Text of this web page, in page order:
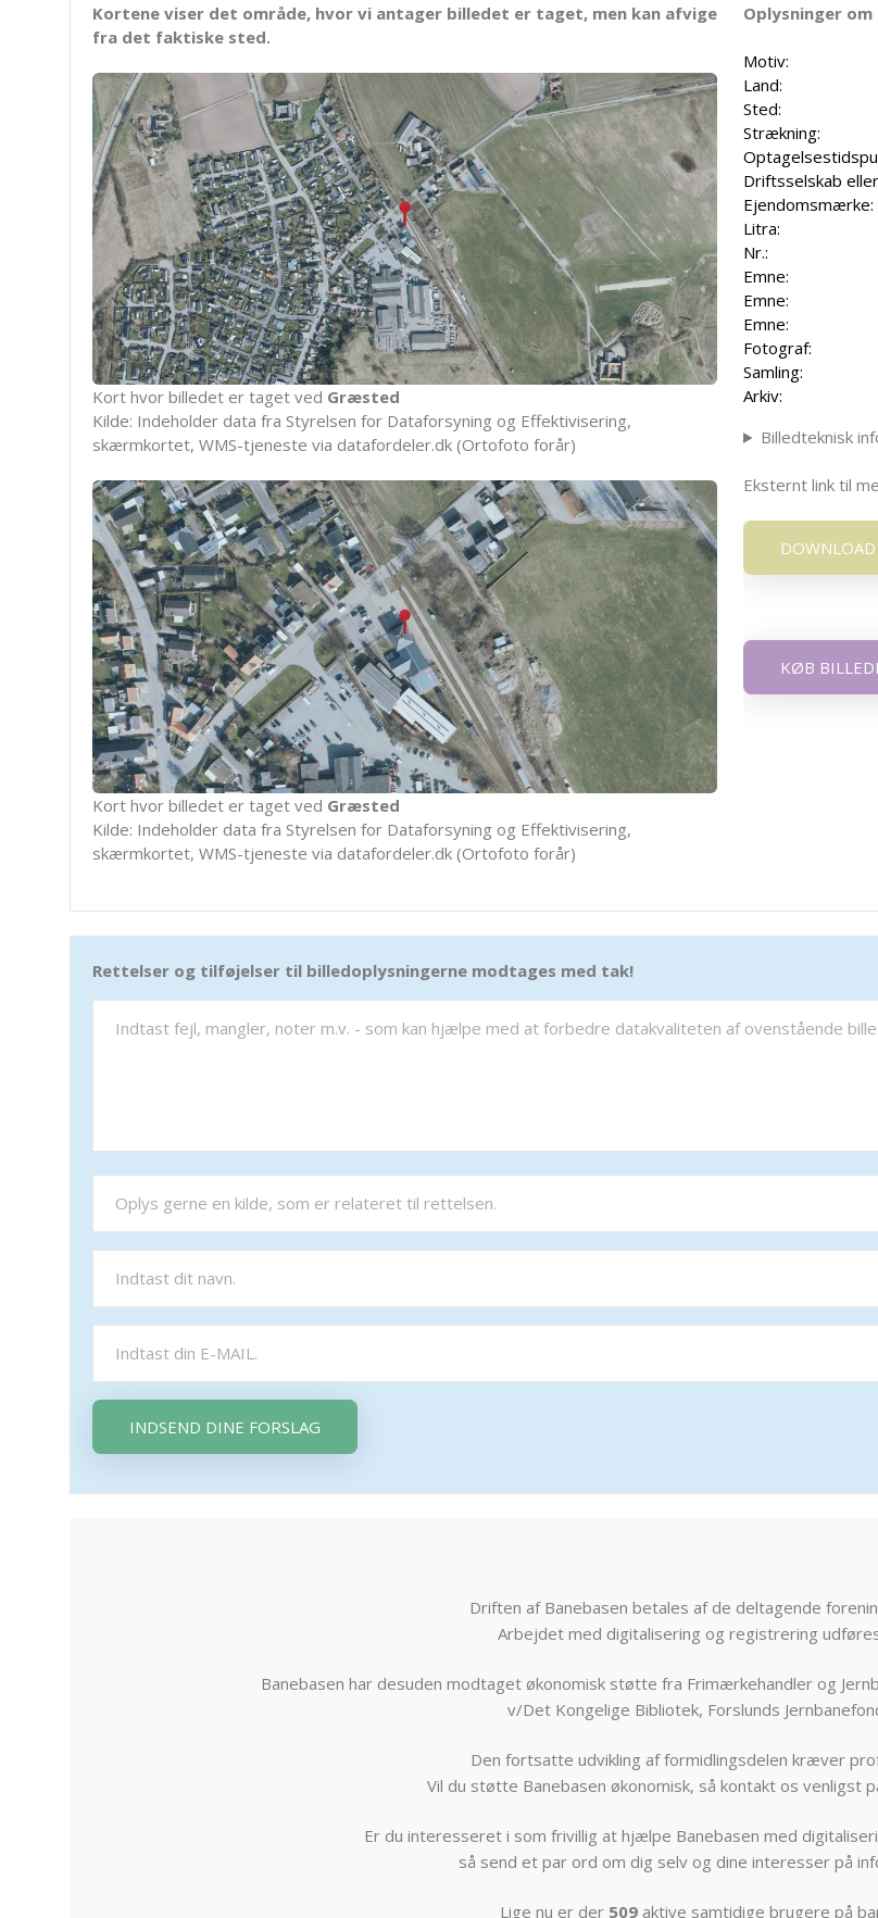
Kortene viser det område, hvor vi antager billedet er taget, men kan afvige
fra det faktiske sted.
Kort hvor billedet er taget ved Græsted
Kilde: Indeholder data fra Styrelsen for Dataforsyning og Effektivisering,
skærmkortet, WMS-tjeneste via datafordeler.dk (Ortofoto forår)
Kort hvor billedet er taget ved Græsted
Kilde: Indeholder data fra Styrelsen for Dataforsyning og Effektivisering,
skærmkortet, WMS-tjeneste via datafordeler.dk (Ortofoto forår)
Oplysninger
Motiv:
Land:
Sted:
Strækning:
Driftsselskab
Ejendomsmærke:
Litra:
Nr.:
Emne:
Emne:
Emne:
Fotograf:
Samling:
Arkiv:
Billedteknisk
Eksternt link til
DOWNLOAD
KØB
Rettelser og tilføjelser til billedoplysningerne modtages med tak!
INDSEND DINE FORSLAG
Driften af Banebasen betales af de deltagende
Arbejdet med digitalisering og registrering
Banebasen har desuden modtaget økonomisk støtte fra Frimærkehandler og
v/Det Kongelige Bibliotek, Forslunds
Den fortsatte udvikling af formidlingsdelen kræver
Vil du støtte Banebasen økonomisk, så kontakt os venligst
Er du interesseret i som frivillig at hjælpe Banebasen med
så send et par ord om dig selv og dine interesser på
Lige nu er der 509 aktive samtidige brugere på